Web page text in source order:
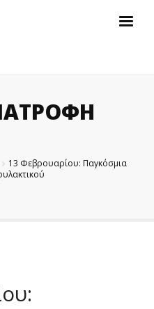
13 Φεβρουαρίου: Παγκόσμια